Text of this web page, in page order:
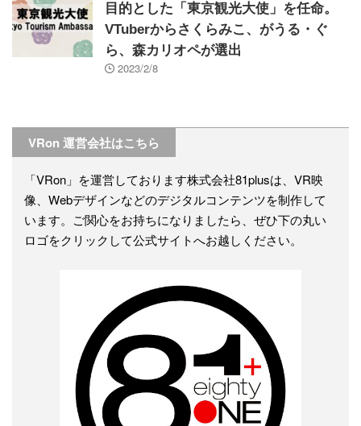
目的とした「東京観光大使」を任命。
VTuberからさくらみこ、がうる・ぐ
ら、森カリオペが選出
2023/2/8
VRon 運営会社はこちら
「VRon」を運営しております株式会社81plusは、VR映
像、Webデザインなどのデジタルコンテンツを制作して
います。ご関心をお持ちになりましたら、ぜひ下の丸い
ロゴをクリックして公式サイトへお越しください。